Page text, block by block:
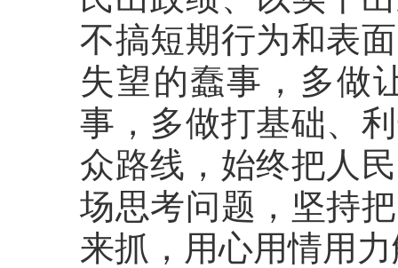
不搞短期行为和表
失望的蠢事，多做
事，多做打基础、
众路线，始终把人
场思考问题，坚持
来抓，用心用情用